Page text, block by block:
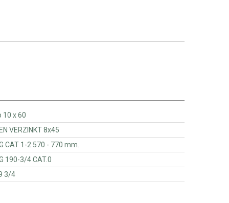
pijp 10 x 60
BORGPEN VERZINKT 8x45
- TOPSTANG CAT 1-2 570 - 770 mm.
- TOPSTANG 190-3/4 CAT.0
9 3/4